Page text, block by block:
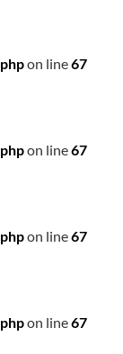
on line67
on line67
on line67
on line67